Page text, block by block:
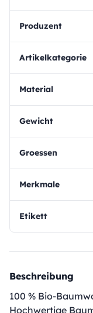
Produzent
Artikelkategorie
Material
Gewicht
Groessen
Merkmale
Etikett
Beschreibung
100 % Bio-
Hochwertige